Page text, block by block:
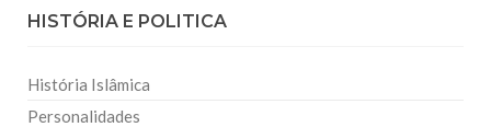
HISTÓRIA E POLITICA
História Islâmica
Personalidades